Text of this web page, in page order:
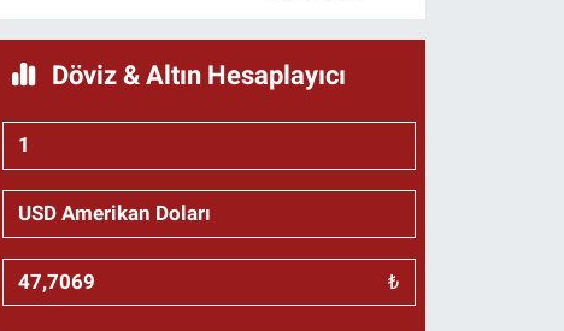
Döviz & Altın Hesaplayıcı
₺